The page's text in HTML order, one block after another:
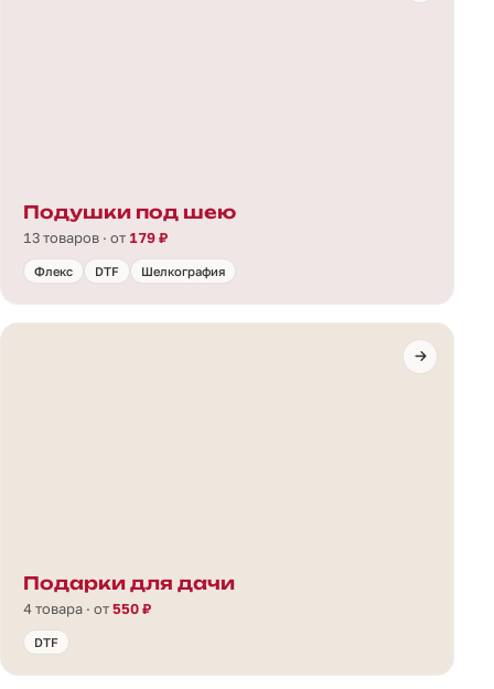
Подушки под шею
13 товаров · от 179 ₽
Флекс DTF Шелкография
Подарки для дачи
4 товара · от550 ₽
DTF